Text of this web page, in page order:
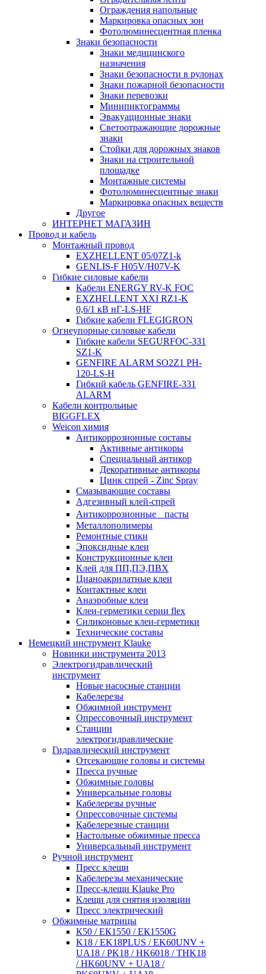
Ограждения напольные
Маркировка опасных зон
Фотолюминесцентная пленка
Знаки безопасности
Знаки медицинского
назначения
Знаки безопасности в рулонах
Знаки пожарной безопасности
Знаки перевозки
Минипиктограммы
Эвакуационные знаки
Светоотражающие дорожные
знаки
Стойки для дорожных знаков
Знаки на строительной
площадке
Монтажные системы
Фотолюминесцентные знаки
Маркировка опасных веществ
Другое
ИНТЕРНЕТ МАГАЗИН
Провод и кабель
Монтажный провод
EXZHELLENT 05/07Z1-k
GENLIS-F Н05V/H07V-K
Гибкие силовые кабели
Кабели ENERGY RV-K FOC
EXZHELLENT XXI RZ1-K
0,6/1 кВ нГ-LS-HF
Гибкие кабели FLEGIGRON
Огнеупорные силовые кабели
Гибкие кабели SEGURFOC-331
SZ1-K
GENFIRE ALARM SO2Z1 PH-
120-LS-H
Гибкий кабель GENFIRE-331
ALARM
Кабели контрольные
BIGGFLEX
Weicon химия
Антикоррозионные составы
Активные антикоры
Специальный антикор
Декоративные антикоры
Цинк спрей - Zinc Spray
Смазывающие составы
Адгезивный клей-спрей
Антикоррозионные пасты
Металлополимеры
Ремонтные стики
Эпоксидные клеи
Конструкционные клеи
Клей для ПП,ПЭ,ПВХ
Цианоакрилатные клеи
Контактные клеи
Анаэробные клеи
Клеи-герметики серии flex
Силиконовые клеи-герметики
Технические составы
Немецкий инструмент Klauke
Новинки инструмента 2013
Электрогидравлический
инструмент
Новые насосные станции
Кабелерезы
Обжимной инструмент
Опрессовочный инструмент
Станции
электрогидравлические
Гидравлический инструмент
Отсекающие головы и системы
Пресса ручные
Обжимные головы
Универсальные головы
Кабелерезы ручные
Опрессовочные системы
Кабелерезные станции
Настольные обжимные пресса
Универсальный инструмент
Ручной инструмент
Пресс клещи
Кабелерезы механические
Пресс-клещи Klauke Pro
Клещи для снятия изоляции
Пресс электрический
Обжимные матрицы
К50 / ЕК1550 / ЕК1550G
K18 / EK18PLUS / EK60UNV +
UA18 / PK18 / HK6018 / THK18
/ HK60UNV + UA18 /